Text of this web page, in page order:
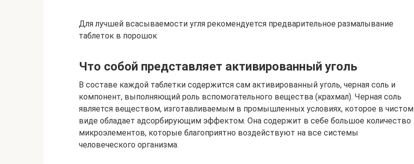
Для лучшей всасываемости угля рекомендуется предварительное размалывание
таблеток в порошок
Что собой представляет активированный уголь
В составе каждой таблетки содержится сам активированный уголь, черная соль и
компонент, выполняющий роль вспомогательного вещества (крахмал). Черная соль
является веществом, изготавливаемым в промышленных условиях, которое в чистом
виде обладает адсорбирующим эффектом. Она содержит в себе большое количество
микроэлементов, которые благоприятно воздействуют на все системы
человеческого организма.